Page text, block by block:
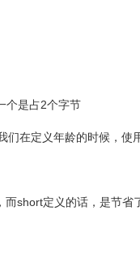
个是占2个字节
们在定义年龄的时候，使
而short定义的话，是节省